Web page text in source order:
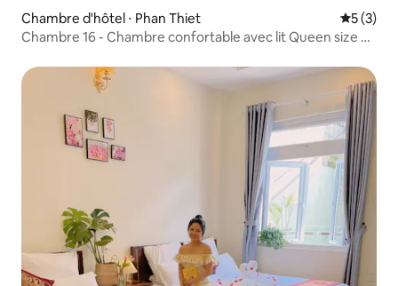
Chambre d'hôtel ⋅ Phan Thiet
5 (3)
Chambre 16 - Chambre confortable avec lit Queen size et